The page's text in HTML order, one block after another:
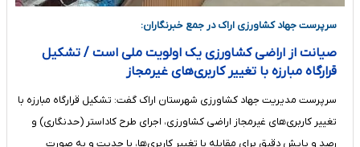
سرپرست جهاد کشاورزی اراک در جمع خبرنگاران:
صیانت از اراضی کشاورزی یک اولویت ملی است / تشکیل
قرارگاه مبارزه با تغییر کاربری‌های غیرمجاز
سرپرست مدیریت جهاد کشاورزی شهرستان اراک گفت: تشکیل قرارگاه مبارزه با
تغییر کاربری‌های غیرمجاز اراضی کشاورزی، اجرای طرح کاداستر (حدنگاری) و
رصد و پایش دقیق برای مقابله با تغییر کاربری‌ها، با جدیت و به صورت